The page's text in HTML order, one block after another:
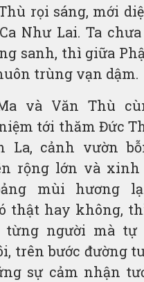
rọi sáng, mới
Như Lai. Ta
sanh, thì giữa
trùng vạn dậm.
và Văn Thù
tới thăm Đức
La, cảnh vườn
rộng lớn và xinh
mùi hương
thật hay không,
từng người mà tự
trên bước đường
sự cảm nhận